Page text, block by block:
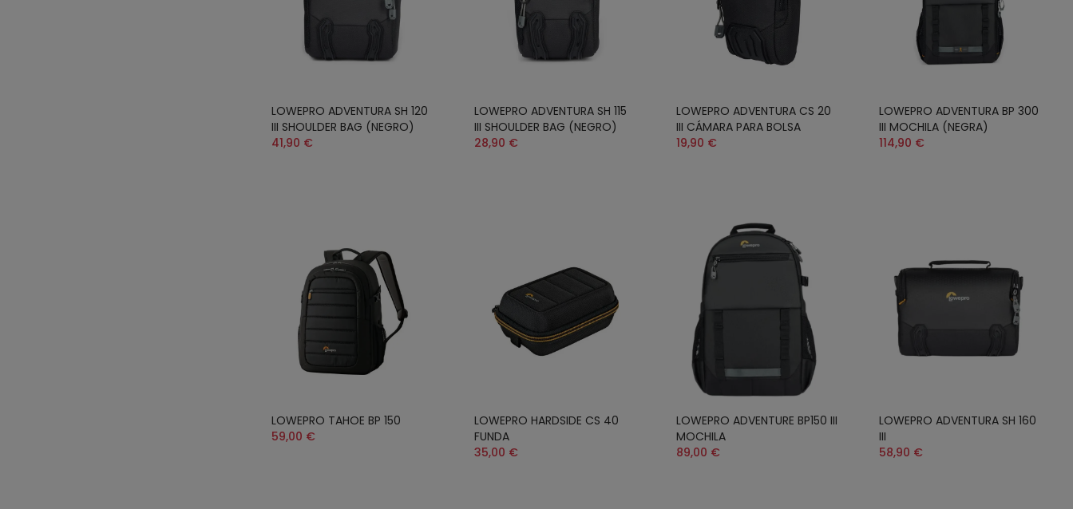
LOWEPRO ADVENTURA SH 120
III SHOULDER BAG (NEGRO)
41,90 €
LOWEPRO ADVENTURA SH 115
III SHOULDER BAG (NEGRO)
28,90 €
LOWEPRO ADVENTURA CS 20
III CÁMARA PARA BOLSA
19,90 €
LOWEPRO ADVENTURA BP 300
III MOCHILA (NEGRA)
114,90 €
LOWEPRO TAHOE BP 150
59,00 €
LOWEPRO HARDSIDE CS 40
FUNDA
35,00 €
LOWEPRO ADVENTURE BP150 III
MOCHILA
89,00 €
LOWEPRO ADVENTURA SH 160
III
58,90 €